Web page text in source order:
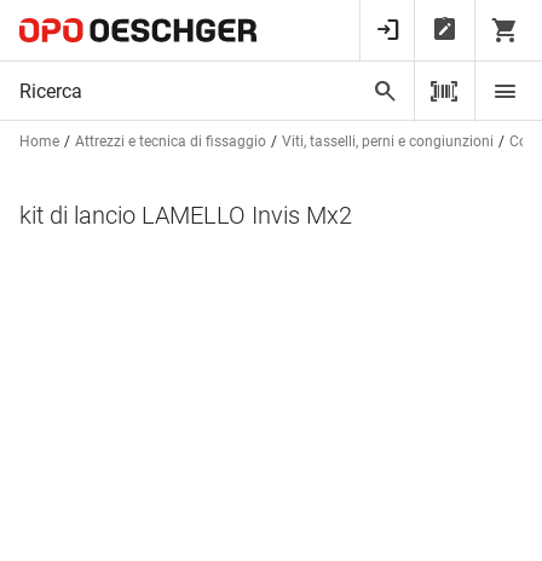
Home Attrezzi e tecnica di fissaggio Viti, tasselli, perni e congiunzioni
kit di lancio LAMELLO Invis Mx2